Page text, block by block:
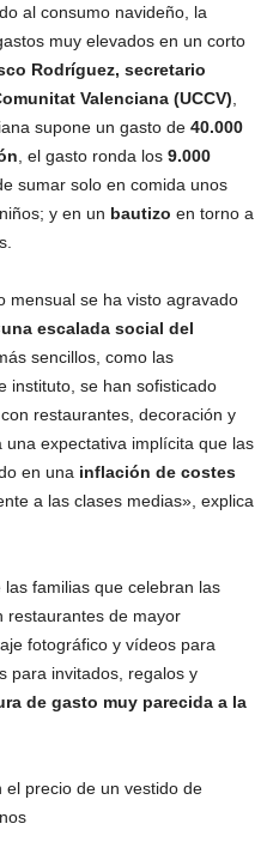
al consumo navideño, la
muy elevados en un corto
Rodríguez, secretario
Valenciana (UCCV)
supone un gasto de 40.000
, el gasto ronda los 9.000
sumar solo en comida unos
y en un bautizo en torno a
mensual se ha visto agravado
escalada social del
sencillos, como las
instituto, se han sofisticado
con restaurantes, decoración y
expectativa implícita que las
en una inflación de costes
a las clases medias», explica
familias que celebran las
restaurantes de mayor
fotográfico y vídeos para
para invitados, regalos y
de gasto muy parecida a la
el precio de un vestido de